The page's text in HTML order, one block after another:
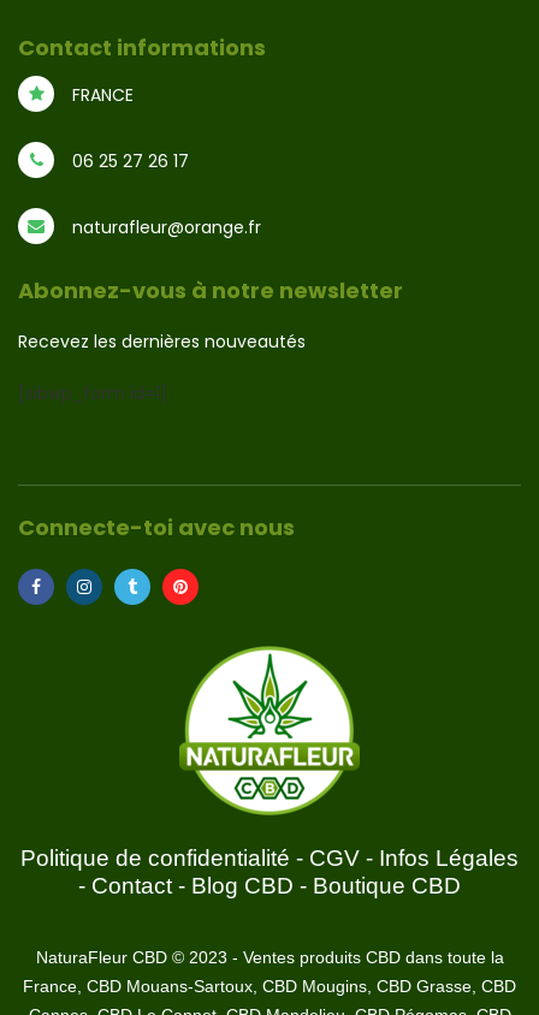
Contact informations
FRANCE
06 25 27 26 17
naturafleur@orange.fr
Abonnez-vous à notre newsletter
Recevez les dernières nouveautés
[sibwp_form id=1]
Connecte-toi avec nous
Politique de confidentialité - CGV - Infos Légales
- Contact - Blog CBD - Boutique CBD
NaturaFleur CBD © 2023 - Ventes produits CBD dans toute la
France, CBD Mouans-Sartoux, CBD Mougins, CBD Grasse, CBD